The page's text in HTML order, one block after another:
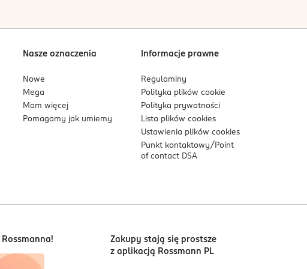
Nasze oznaczenia
Nowe
Mega
Mam więcej
Pomagamy jak umiemy
Informacje prawne
Regulaminy
Polityka plikówcookie
Polityka prywatności
Lista plikówcookies
Ustawienia plikówcookies
Punkt kontaktowy/ Point
of contact DSA
Rossmanna!
Zakupy stają się prostsze
z aplikacją Rossmann PL